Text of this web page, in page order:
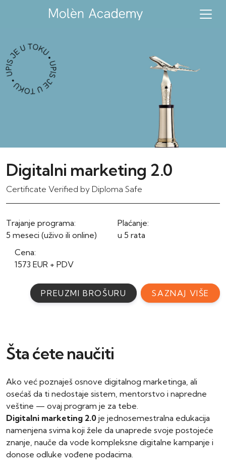
Digitalni marketing 2.0
Certificate Verified by Diploma Safe
Trajanje programa:
5 meseci (uživo ili online)
Plaćanje:
u 5 rata
Cena:
1573 EUR + PDV
PREUZMI BROŠURU SAZNAJ VIŠE
Šta ćete naučiti
Ako već poznaješ osnove digitalnog marketinga, ali
osećaš da ti nedostaje sistem, mentorstvo i napredne
veštine — ovaj program je za tebe.
Digitalni marketing 2.0 je jednosemestralna edukacija
namenjena svima koji žele da unaprede svoje postojeće
znanje, nauče da vode kompleksne digitalne kampanje i
donose odluke vođene podacima.